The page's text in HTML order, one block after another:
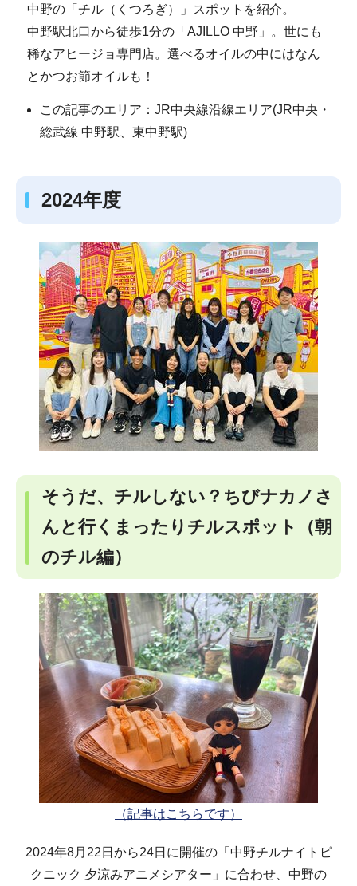
中野の「チル（くつろぎ）」スポットを紹介。
中野駅北口から徒歩1分の「AJILLO 中野」。世にも
稀なアヒージョ専門店。選べるオイルの中にはなん
とかつお節オイルも！
この記事のエリア：JR中央線沿線エリア(JR中央・
総武線 中野駅、東中野駅)
2024年度
そうだ、チルしない？ちびナカノさ
んと行くまったりチルスポット（朝
のチル編）
（記事はこちらです）
2024年8月22日から24日に開催の「中野チルナイトピ
クニック 夕涼みアニメシアター」に合わせ、中野の